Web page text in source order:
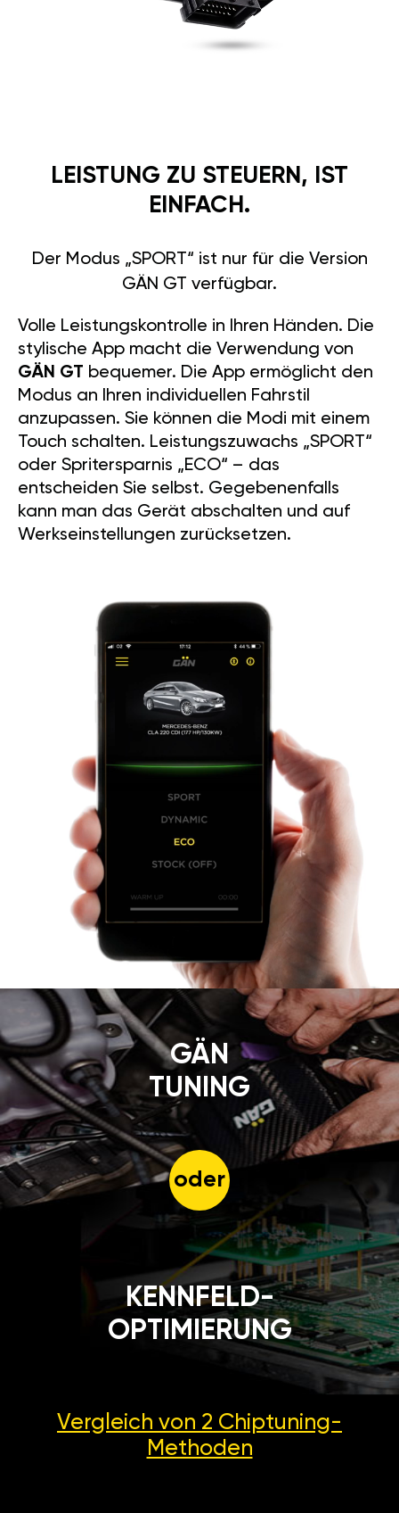
LEISTUNG ZU STEUERN, IST
EINFACH.
Der Modus „SPORT“ ist nur für die Version
GÄN GT verfügbar.
Volle Leistungskontrolle in Ihren Händen. Die
stylische App macht die Verwendung von
GÄN GT bequemer. Die App ermöglicht den
Modus an Ihren individuellen Fahrstil
anzupassen. Sie können die Modi mit einem
Touch schalten. Leistungszuwachs „SPORT“
oder Spritersparnis „ECO“ – das
entscheiden Sie selbst. Gegebenenfalls
kann man das Gerät abschalten und auf
Werkseinstellungen zurücksetzen.
GÄN
TUNING
oder
KENNFELD-
OPTIMIERUNG
Vergleich von 2 Chiptuning-
Methoden